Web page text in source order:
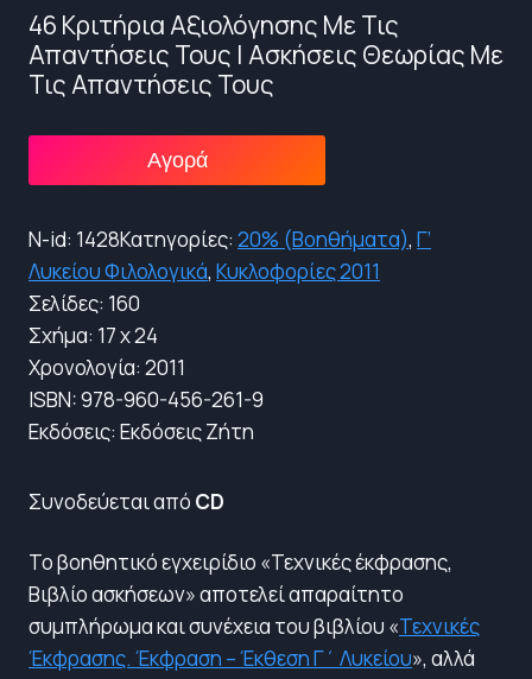
46 Κριτήρια Αξιολόγησης Με Τις
Απαντήσεις Τους | Ασκήσεις Θεωρίας Με
Τις Απαντήσεις Τους
Αγορά
N-id: 1428Κατηγορίες: 20% (Βοηθήματα), Γ’
Λυκείου Φιλολογικά, Κυκλοφορίες 2011
Σελίδες: 160
Σχήμα: 17 x 24
Xρονολογία: 2011
ISBN: 978-960-456-261-9
Εκδόσεις: Εκδόσεις Ζήτη
Συνοδεύεται από CD
Το βοηθητικό εγχειρίδιο «Τεχνικές έκφρασης,
Βιβλίο ασκήσεων» αποτελεί απαραίτητο
συμπλήρωμα και συνέχεια του βιβλίου «Τεχνικές
Έκφρασης. Έκφραση – Έκθεση Γ΄ Λυκείου», αλλά